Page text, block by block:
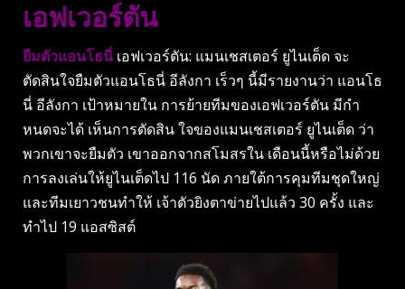
เอฟเวอร์ตัน
ยืมตัวแอนโธนี่ เอฟเวอร์ตัน: แมนเชสเตอร์ ยูไนเต็ด จะ
ตัดสินใจยืมตัวแอนโธนี่ อีลังกา เร็วๆ นี้มีรายงานว่า แอนโธ
นี่ อีลังกา เป้าหมายใน การย้ายทีมของเอฟเวอร์ตัน มีกํา
หนดจะได้ เห็นการตัดสิน ใจของแมนเชสเตอร์ ยูไนเต็ด ว่า
พวกเขาจะยืมตัว เขาออกจากสโมสรใน เดือนนี้หรือไม่ด้วย
การลงเล่นให้ยูไนเต็ดไป 116 นัด ภายใต้การคุมทีมชุดใหญ่
และทีมเยาวชนทําให้ เจ้าตัวยิงตาข่ายไปแล้ว 30 ครั้ง และ
ทําไป 19 แอสซิสต์